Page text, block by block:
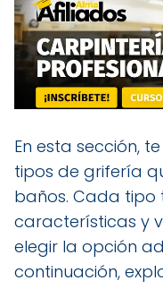
En esta sección,
tipos de grifería
baños. Cada tipo
características y
elegir la opción
continuación,